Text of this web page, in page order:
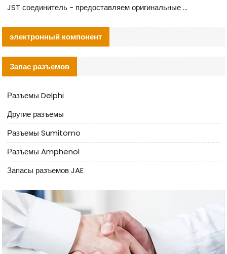
JST соединитель - предоставляем оригинальные JST GHR-09V-S соединители и их аналоги
электронный компонент
Запас разъемов
Разъемы Delphi
Другие разъемы
Разъемы Sumitomo
Разъемы Amphenol
Запасы разъемов JAE